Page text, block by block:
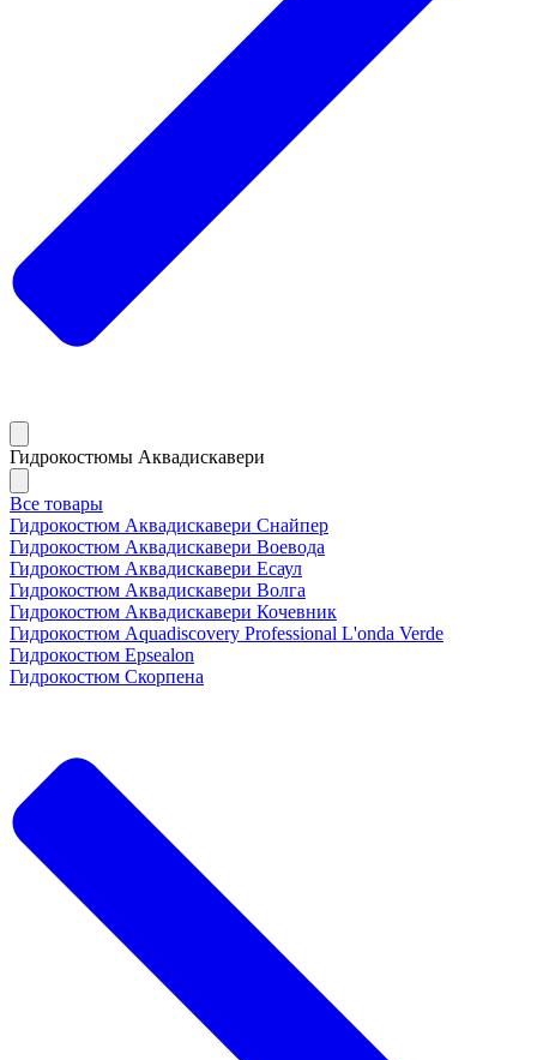
Гидрокостюмы Аквадискавери
Все товары
Гидрокостюм Аквадискавери Снайпер
Гидрокостюм Аквадискавери Воевода
Гидрокостюм Аквадискавери Есаул
Гидрокостюм Аквадискавери Волга
Гидрокостюм Аквадискавери Кочевник
Гидрокостюм Aquadiscovery Professional L'onda Verde
Гидрокостюм Epsealon
Гидрокостюм Скорпена